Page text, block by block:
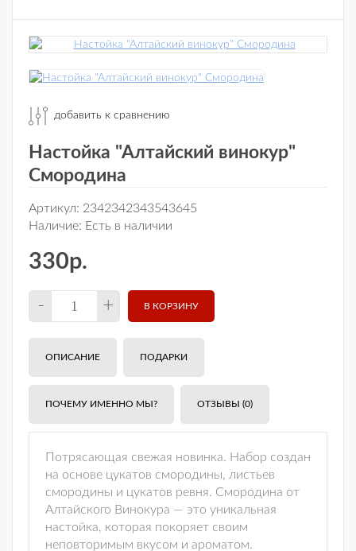
добавить к сравнению
Настойка "Алтайский винокур"
Смородина
Артикул: 2342342343543645
Наличие: Есть в наличии
330р.
+
-
ОПИСАНИЕ ПОДАРКИ
ПОЧЕМУ ИМЕННО МЫ? ОТЗЫВЫ (0)
Потрясающая свежая новинка. Набор создан
на основе цукатов смородины, листьев
смородины и цукатов ревня. Смородина от
Алтайского Винокура — это уникальная
настойка, которая покоряет своим
неповторимым вкусом и ароматом.